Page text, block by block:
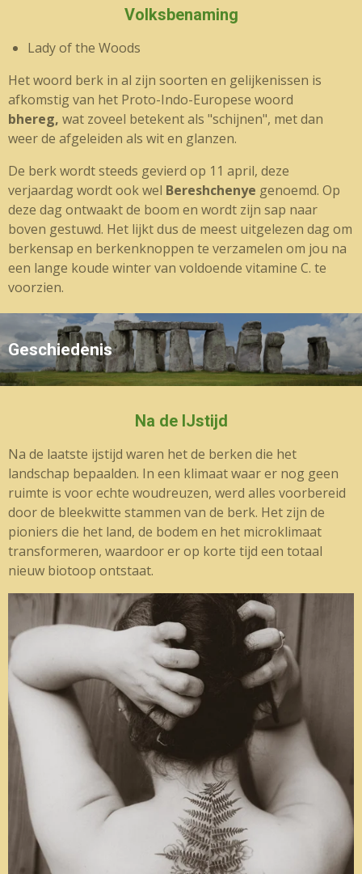
Volksbenaming
Lady of the Woods
Het woord berk in al zijn soorten en gelijkenissen is
afkomstig van het Proto-Indo-Europese woord
bhereg, wat zoveel betekent als "schijnen", met dan
weer de afgeleiden als wit en glanzen.
De berk wordt steeds gevierd op 11 april, deze
verjaardag wordt ook wel Bereshchenye genoemd. Op
deze dag ontwaakt de boom en wordt zijn sap naar
boven gestuwd. Het lijkt dus de meest uitgelezen dag om
berkensap en berkenknoppen te verzamelen om jou na
een lange koude winter van voldoende vitamine C. te
voorzien.
Geschiedenis
Na de IJstijd
Na de laatste ijstijd waren het de berken die het
landschap bepaalden. In een klimaat waar er nog geen
ruimte is voor echte woudreuzen, werd alles voorbereid
door de bleekwitte stammen van de berk. Het zijn de
pioniers die het land, de bodem en het microklimaat
transformeren, waardoor er op korte tijd een totaal
nieuw biotoop ontstaat.